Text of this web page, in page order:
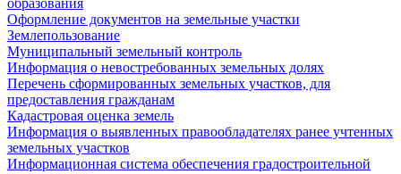
образования
Оформление документов на земельные участки
Землепользование
Муниципальный земельный контроль
Информация о невостребованных земельных долях
Перечень сформированных земельных участков, для
предоставления гражданам
Кадастровая оценка земель
Информация о выявленных правообладателях ранее учтенных
земельных участков
Информационная система обеспечения градостроительной